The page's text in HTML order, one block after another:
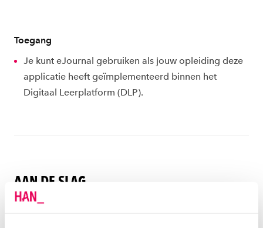
Toegang
Je kunt eJournal gebruiken als jouw opleiding deze
applicatie heeft geïmplementeerd binnen het
Digitaal Leerplatform (DLP).
AAN DE SLAG
Waarvoor gebruik je eJournal?